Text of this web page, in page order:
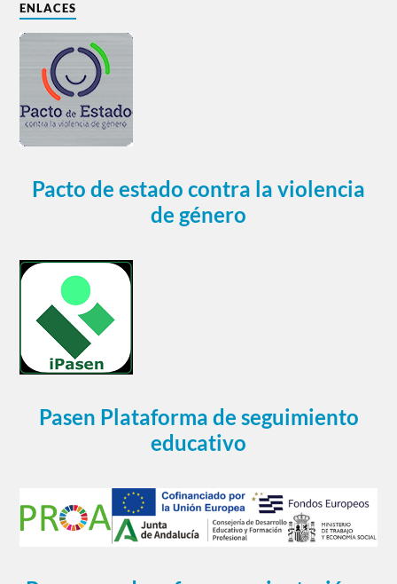
ENLACES
Pacto de estado contra la violencia
de género
Pasen Plataforma de seguimiento
educativo